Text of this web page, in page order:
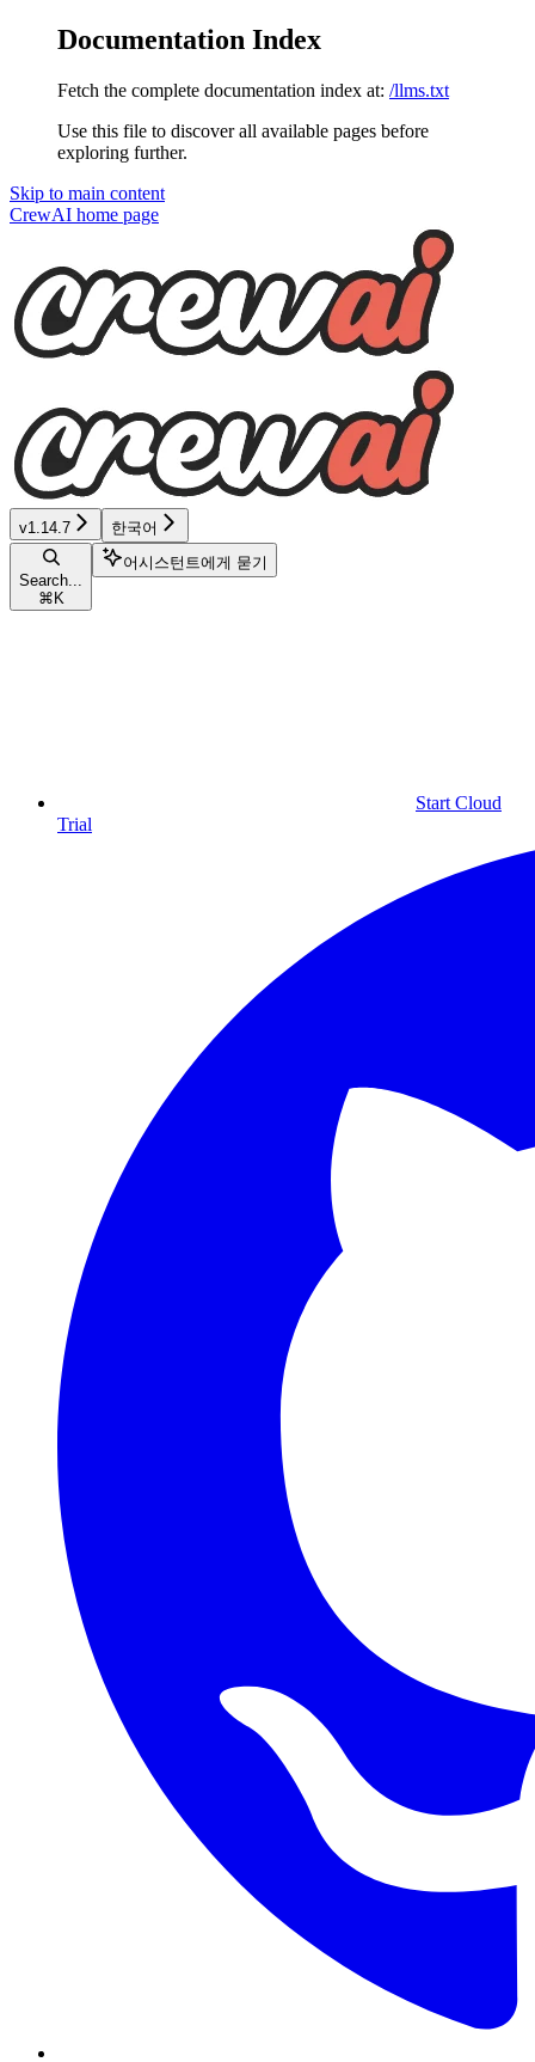
Documentation Index
Fetch the complete documentation index at: /llms.txt
Use this file to discover all available pages before
exploring further.
Skip to main content
CrewAI home page
v1.14.7 한국어
Search...
⌘ K
어시스턴트에게 묻기
Start Cloud
Trial